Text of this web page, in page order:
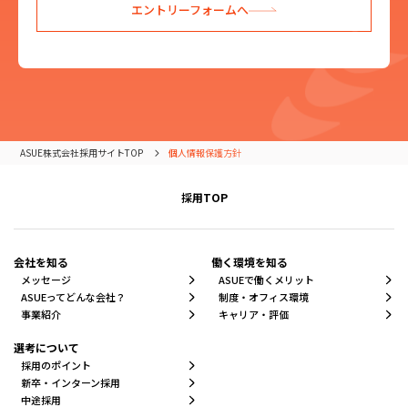
エントリーフォームへ
ASUE株式会社採用サイトTOP 個人情報保護方針
採用TOP
会社を知る
メッセージ
ASUEってどんな会社？
事業紹介
働く環境を知る
ASUEで働くメリット
制度・オフィス環境
キャリア・評価
選考について
採用のポイント
新卒・インターン採用
中途採用